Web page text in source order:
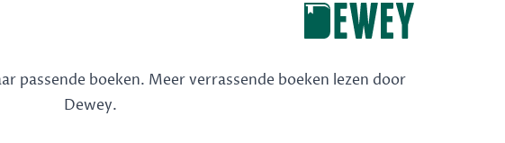
passende boeken. Meer verrassende boeken lezen door
Dewey.